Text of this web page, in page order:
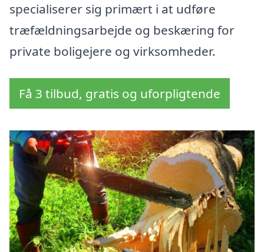
specialiserer sig primært i at udføre
træfældningsarbejde og beskæring for
private boligejere og virksomheder.
Få 3 tilbud, gratis og uforpligtende